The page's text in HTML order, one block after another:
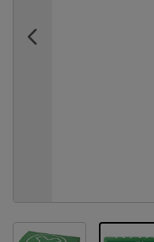
View larger image